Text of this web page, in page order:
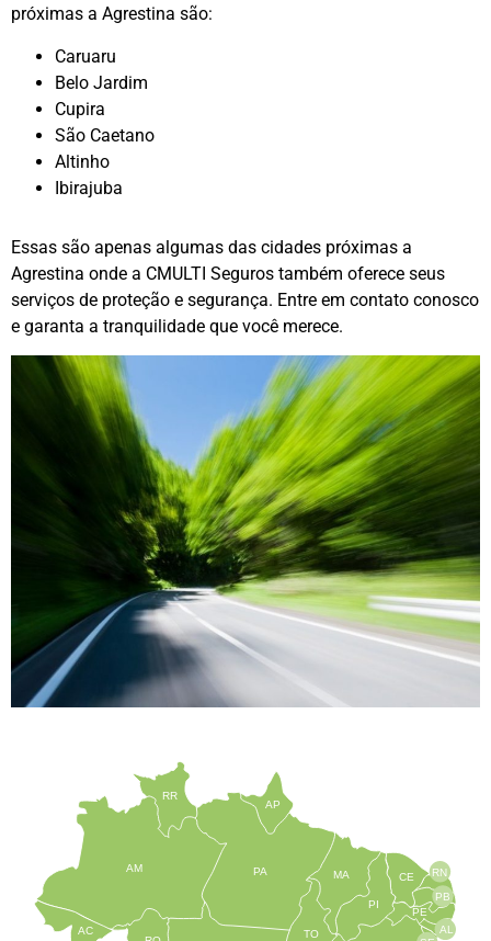
próximas a Agrestina são:
Caruaru
Belo Jardim
Cupira
São Caetano
Altinho
Ibirajuba
Essas são apenas algumas das cidades próximas a
Agrestina onde a CMULTI Seguros também oferece seus
serviços de proteção e segurança. Entre em contato conosco
e garanta a tranquilidade que você merece.
TO
PE
AL
RN
CE
PI
MA
AP
PA
RR
AM
AC
PB